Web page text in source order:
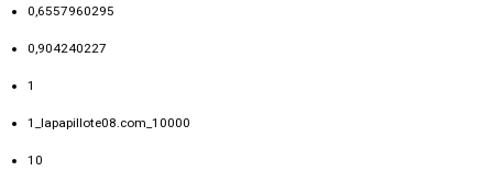
0,6557960295
0,904240227
1
1_lapapillote08.com_10000
10